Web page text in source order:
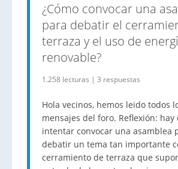
¿Cómo convocar una
para debatir el
terraza y el uso de
renovable?
1.258 lecturas | 3 respuestas
Hola vecinos, hemos leido todos
mensajes del foro. Reflexión: hay
intentar convocar una asamblea
debatir un tema tan importante
cerramiento de terraza que